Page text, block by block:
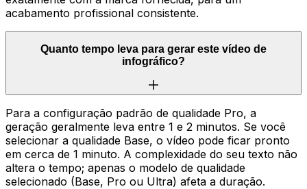
acabamento profissional consistente.
Quanto tempo leva para gerar este vídeo de
infográfico?
Para a configuração padrão de qualidade Pro, a
geração geralmente leva entre 1 e 2 minutos. Se você
selecionar a qualidade Base, o vídeo pode ficar pronto
em cerca de 1 minuto. A complexidade do seu texto não
altera o tempo; apenas o modelo de qualidade
selecionado (Base, Pro ou Ultra) afeta a duração.